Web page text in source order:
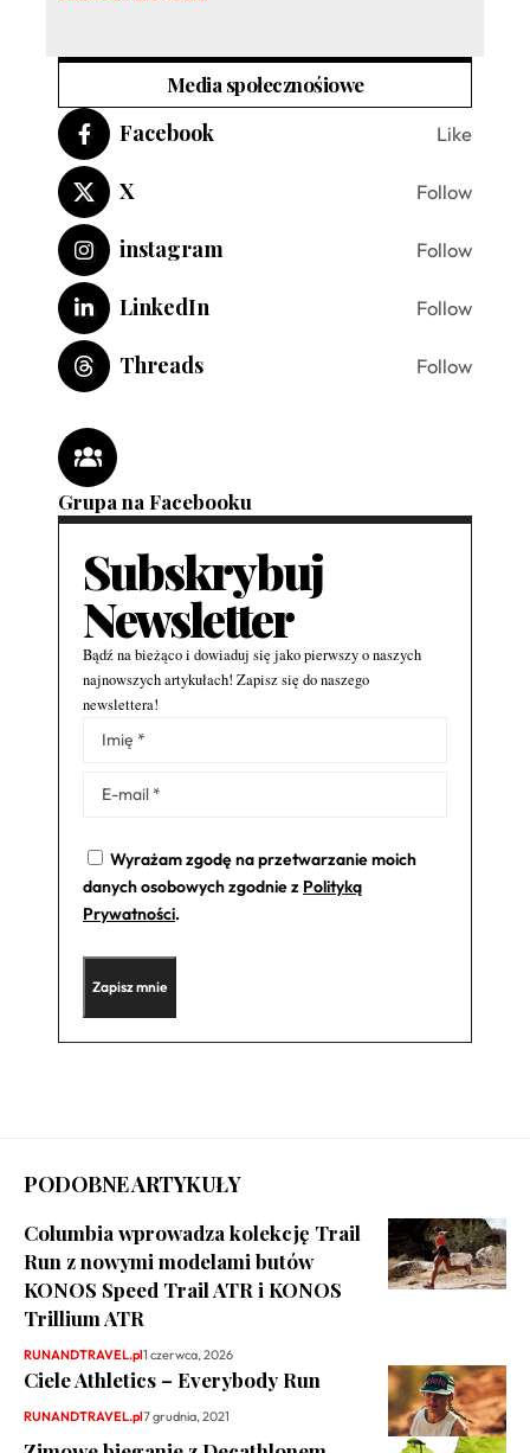
Media społecznośiowe
Facebook Like
X Follow
instagram Follow
LinkedIn Follow
Threads Follow
Grupa na Facebooku
Subskrybuj
Newsletter
Bądź na bieżąco i dowiaduj się jako pierwszy o naszych
najnowszych artykułach! Zapisz się do naszego
newslettera!
Wyrażam zgodę na przetwarzanie moich
danych osobowych zgodnie z Polityką
Prywatności.
Alternative:
PODOBNE ARTYKUŁY
Columbia wprowadza kolekcję Trail
Run z nowymi modelami butów
KONOS Speed Trail ATR i KONOS
Trillium ATR
RUNANDTRAVEL.pl1 czerwca, 2026
Ciele Athletics – Everybody Run
RUNANDTRAVEL.pl7 grudnia, 2021